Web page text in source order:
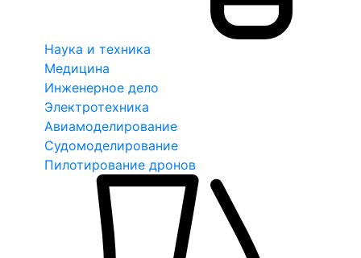
Наука и техника
Медицина
Инженерное дело
Электротехника
Авиамоделирование
Судомоделирование
Пилотирование дронов